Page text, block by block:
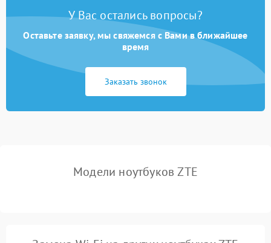
Неисправность зарядного
питания
2000 ₽ Подробнее →
неисправности кулера
пропадание диска
У Вас остались вопросы?
Оставьте заявку, мы свяжемся с Вами в ближайшее
время
Заказать звонок
Модели ноутбуков ZTE